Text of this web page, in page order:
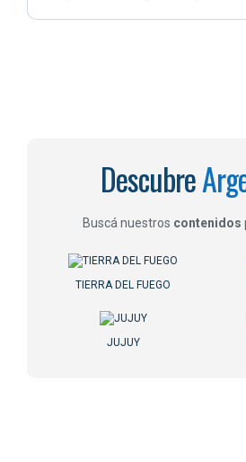
Descubre
Buscá nuestros contenidos
TIERRA DEL FUEGO
JUJUY